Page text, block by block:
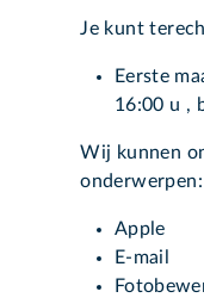
Je kunt
Eerste
16:00 u ,
Wij kunnen
onderwerpen:
Apple
E-mail